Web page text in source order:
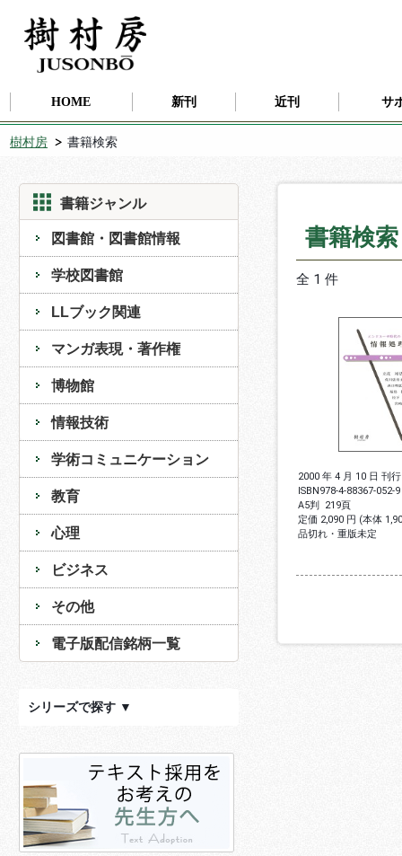
HOME 新刊 近刊 サ
樹村房 書籍検索
書籍ジャンル
図書館・図書館情報
学校図書館
LLブック関連
マンガ表現・著作権
博物館
情報技術
学術コミュニケーション
教育
心理
ビジネス
その他
電子版配信銘柄一覧
シリーズで探す ▼
書籍検
全 1 件
2000 年 4 月 10 日 刊行
ISBN978-4-88367-052-9
A5判 219頁
定価 2,090 円 (本体
品切れ・重版未定